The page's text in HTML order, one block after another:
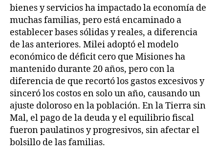
bienes y servicios ha impactado la economía de
muchas familias, pero está encaminado a
establecer bases sólidas y reales, a diferencia
de las anteriores. Milei adoptó el modelo
económico de déficit cero que Misiones ha
mantenido durante 20 años, pero con la
diferencia de que recortó los gastos excesivos y
sinceró los costos en solo un año, causando un
ajuste doloroso en la población. En la Tierra sin
Mal, el pago de la deuda y el equilibrio fiscal
fueron paulatinos y progresivos, sin afectar el
bolsillo de las familias.